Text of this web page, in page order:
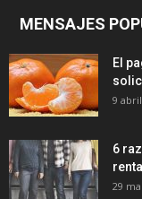
MENSAJES
El
9
6
29